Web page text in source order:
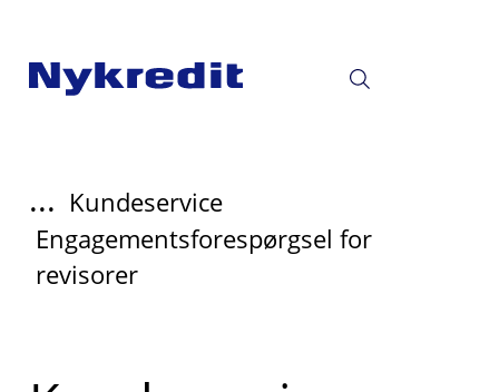
... Kundeservice
Engagementsforespørgsel for
revisorer